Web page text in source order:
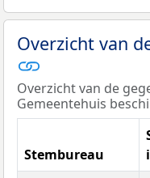
Overzicht van
Overzicht van de
Gemeentehuis
Stembureau